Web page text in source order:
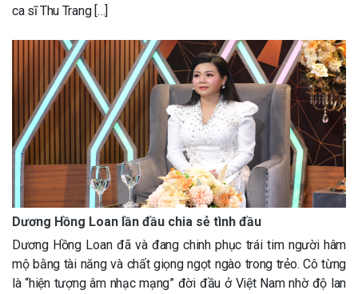
ca sĩ Thu Trang […]
Dương Hồng Loan lần đầu chia sẻ tình đầu
Dương Hồng Loan đã và đang chinh phục trái tim người hâm
mộ bằng tài năng và chất giọng ngọt ngào trong trẻo. Cô từng
là “hiện tượng âm nhạc mạng” đời đầu ở Việt Nam nhờ độ lan